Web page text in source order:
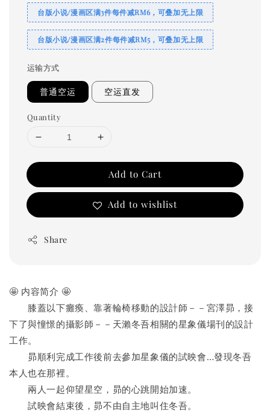
台版小说/漫画区满3件每件减RM6，可叠加无上限
台版小说/漫画区满2件每件减RM5，可叠加无上限
运输方式
普通空运 空运直发
Quantity
Add to Cart
Add to wishlist
Share
🤩 内容简介 🤩
膝蓋以下癱瘓、靠著輪椅移動的設計師－－宮澤昴，接
下了與憧憬的攝影師－－天瀨冬吾相關的星象儀場刊的設計
工作。
昴順利完成工作後前去參加星象儀的試映會…發現冬吾
本人也在那裡。
兩人一起仰望星空，昴的心跳開始加速。
試映會結束後，昴不由自主地叫住冬吾。